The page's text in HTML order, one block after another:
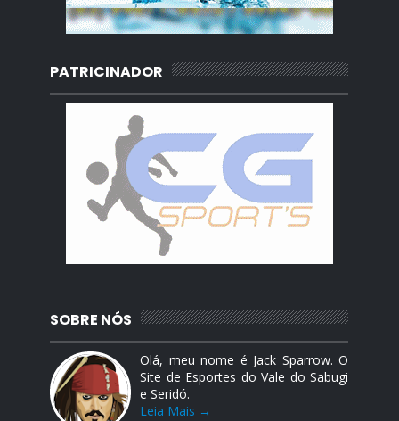
PATRICINADOR
SOBRE NÓS
Olá, meu nome é Jack Sparrow. O
Site de Esportes do Vale do Sabugi
e Seridó.
Leia Mais →